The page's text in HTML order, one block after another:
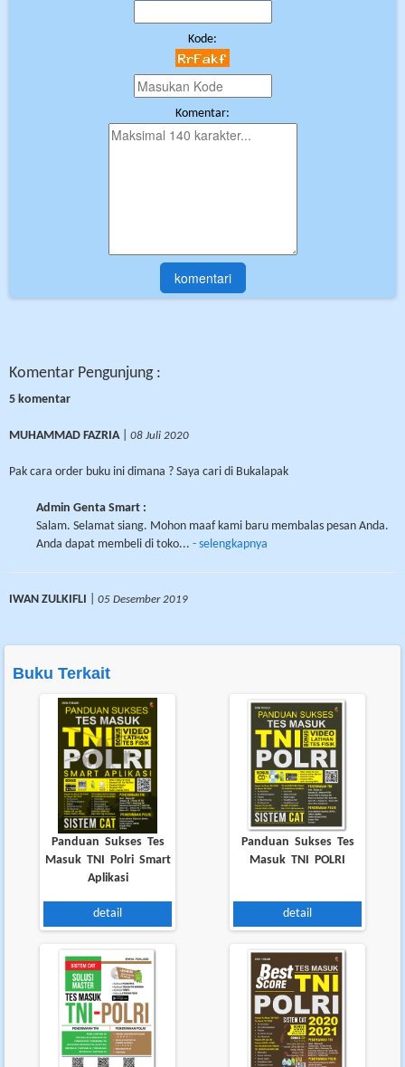
Kode:
Komentar:
Komentar Pengunjung :
5 komentar
MUHAMMAD FAZRIA 08 Juli 2020
Pak cara order buku ini dimana ? Saya cari di Bukalapak
Admin Genta Smart :
Salam. Selamat siang. Mohon maaf kami baru membalas pesan Anda.
Anda dapat membeli di toko... - selengkapnya
IWAN ZULKIFLI 05 Desember 2019
Admin Genta Smart :
hari kemari libur. Baik. Anda...
- selengkapnya
04 September 2019
Untuk kode yang ada di aplikasi, cari kode di buku best score TNI POLRI
dimana ya. Tempat kodenya?
Admin Genta Smart :
Kode ada di bagian prelim (cover dalam, prakata/kata pengantar,
Kode nya gimana?
Admin Genta Smart :
Kode ada di bagian prelim (cover dalam, kata pengantar/prakata,
daftar isi, dan lainnya). Silakan...
- selengkapnya
Buku Terkait
Panduan Sukses Tes
Masuk TNI Polri Smart
Aplikasi
detail
Panduan Sukses Tes
Masuk TNI POLRI
detail